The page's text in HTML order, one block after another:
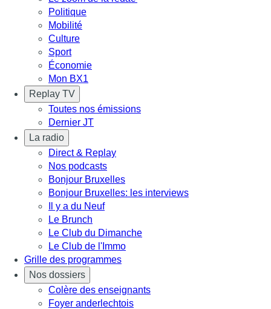
Politique
Mobilité
Culture
Sport
Économie
Mon BX1
Replay TV
Toutes nos émissions
Dernier JT
La radio
Direct & Replay
Nos podcasts
Bonjour Bruxelles
Bonjour Bruxelles: les interviews
Il y a du Neuf
Le Brunch
Le Club du Dimanche
Le Club de l'Immo
Grille des programmes
Nos dossiers
Colère des enseignants
Foyer anderlechtois